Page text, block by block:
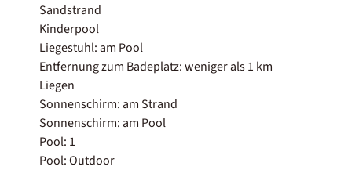
Sandstrand
Kinderpool
Liegestuhl: am Pool
Entfernung zum Badeplatz: weniger als 1 km
Liegen
Sonnenschirm: am Strand
Sonnenschirm: am Pool
Pool: 1
Pool: Outdoor